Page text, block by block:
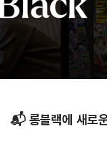
📬 롱블랙에 새로